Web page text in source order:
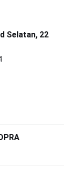
Selatan, 22